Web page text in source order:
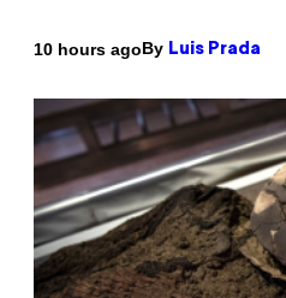
10 hours agoBy Luis Prada